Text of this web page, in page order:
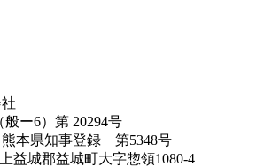
ー6）第 20294号
熊本県知事登録 第5348号
益城郡益城町大字惣領1080-4